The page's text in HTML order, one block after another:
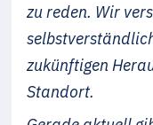
zu reden. Wir
zukünftigen
Standort.